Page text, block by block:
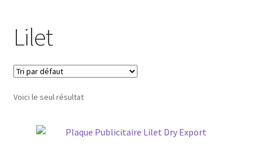
Checkout
My account
Page d’exemple
Lilet
Voici le seul résultat